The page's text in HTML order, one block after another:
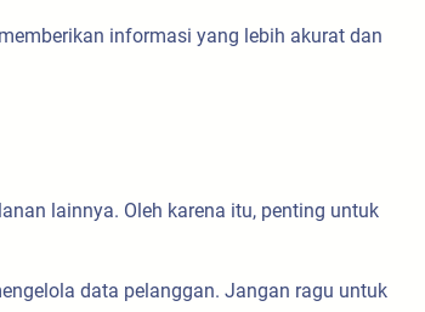
informasi yang lebih akurat dan
lainnya. Oleh karena itu, penting untuk
data pelanggan. Jangan ragu untuk